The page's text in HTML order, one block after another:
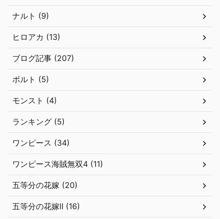
ナルト (9)
ヒロアカ (13)
ブログ記事 (207)
ボルト (5)
モンスト (4)
ランキング (5)
ワンピース (34)
ワンピース海賊無双4 (11)
五等分の花嫁 (20)
五等分の花嫁Ⅱ (16)